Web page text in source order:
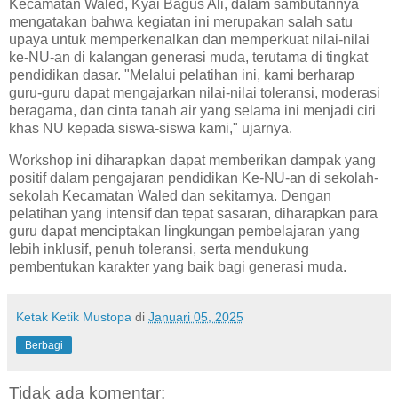
Kecamatan Waled, Kyai Bagus Ali, dalam sambutannya
mengatakan bahwa kegiatan ini merupakan salah satu
upaya untuk memperkenalkan dan memperkuat nilai-nilai
ke-NU-an di kalangan generasi muda, terutama di tingkat
pendidikan dasar. "Melalui pelatihan ini, kami berharap
guru-guru dapat mengajarkan nilai-nilai toleransi, moderasi
beragama, dan cinta tanah air yang selama ini menjadi ciri
khas NU kepada siswa-siswa kami," ujarnya.
Workshop ini diharapkan dapat memberikan dampak yang
positif dalam pengajaran pendidikan Ke-NU-an di sekolah-
sekolah Kecamatan Waled dan sekitarnya. Dengan
pelatihan yang intensif dan tepat sasaran, diharapkan para
guru dapat menciptakan lingkungan pembelajaran yang
lebih inklusif, penuh toleransi, serta mendukung
pembentukan karakter yang baik bagi generasi muda.
Ketak Ketik Mustopa di Januari 05, 2025
Berbagi
Tidak ada komentar: